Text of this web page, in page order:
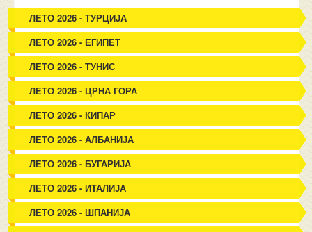
ЛЕТО 2026 - ТУРЦИЈА
ЛЕТО 2026 - ЕГИПЕТ
ЛЕТО 2026 - ТУНИС
ЛЕТО 2026 - ЦРНА ГОРА
ЛЕТО 2026 - КИПАР
ЛЕТО 2026 - АЛБАНИЈА
ЛЕТО 2026 - БУГАРИЈА
ЛЕТО 2026 - ИТАЛИЈА
ЛЕТО 2026 - ШПАНИЈА